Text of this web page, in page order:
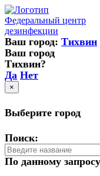
Федеральный центр
дезинфекции
Ваш город: Тихвин
Ваш город
Тихвин?
Да Нет
×
Выберите город
Поиск:
По данному